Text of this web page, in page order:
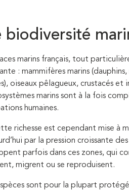
biodiversité
marins français, tout
: mammifères marins
oiseaux pêlagueux, crustacés et
marins sont à la fois
humaines.
richesse est cependant mise à
par la pression croissante
parfois dans ces zones, qui
migrent ou se reproduisent.
sont pour la plupart